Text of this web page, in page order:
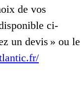
de vos
ci-
un devis » ou le